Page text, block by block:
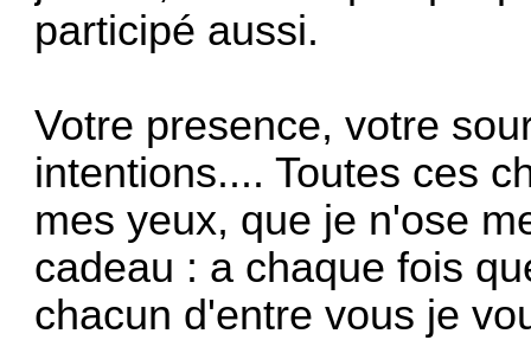
participé aussi.
Votre presence, votre
intentions.... Toutes ces
mes yeux, que je n'ose
cadeau : a chaque fois
chacun d'entre vous je